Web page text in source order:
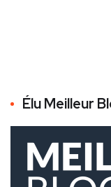
Élu Meilleur